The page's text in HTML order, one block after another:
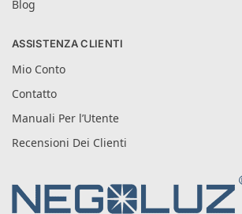
Blog
ASSISTENZA CLIENTI
Mio Conto
Contatto
Manuali Per l’Utente
Recensioni Dei Clienti